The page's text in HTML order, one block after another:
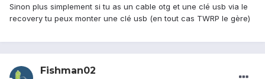
Sinon plus simplement si tu as un cable otg et une clé usb via le
recovery tu peux monter une clé usb (en tout cas TWRP le gère)
Fishman02